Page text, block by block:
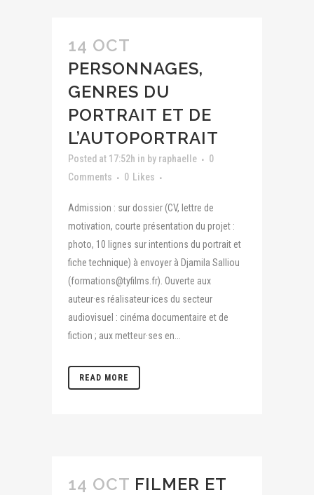
14 OCT
PERSONNAGES,
GENRES DU
PORTRAIT ET DE
L’AUTOPORTRAIT
Posted at 17:52h in by raphaelle
0
Comments
0 Likes
Admission : sur dossier (CV, lettre de
motivation, courte présentation du projet :
photo, 10 lignes sur intentions du portrait et
fiche technique) à envoyer à Djamila Salliou
(formations@tyfilms.fr). Ouverte aux
auteur·es réalisateur·ices du secteur
audiovisuel : cinéma documentaire et de
fiction ; aux metteur·ses en...
READ MORE
14 OCT FILMER ET